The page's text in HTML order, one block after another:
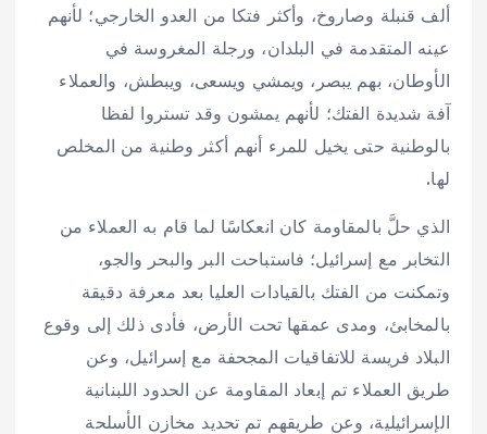
ألف قنبلة وصاروخ، وأكثر فتكا من العدو الخارجي؛ لأنهم
عينه المتقدمة في البلدان، ورجلة المغروسة في
الأوطان، بهم يبصر، ويمشي ويسعى، ويبطش، والعملاء
آفة شديدة الفتك؛ لأنهم يمشون وقد تستروا لفظا
بالوطنية حتى يخيل للمرء أنهم أكثر وطنية من المخلص
لها.
الذي حلَّ بالمقاومة كان انعكاسًا لما قام به العملاء من
التخابر مع إسرائيل؛ فاستباحت البر والبحر والجو،
وتمكنت من الفتك بالقيادات العليا بعد معرفة دقيقة
بالمخابئ، ومدى عمقها تحت الأرض، فأدى ذلك إلى وقوع
البلاد فريسة للاتفاقيات المجحفة مع إسرائيل، وعن
طريق العملاء تم إبعاد المقاومة عن الحدود اللبنانية
الإسرائيلية، وعن طريقهم تم تحديد مخازن الأسلحة